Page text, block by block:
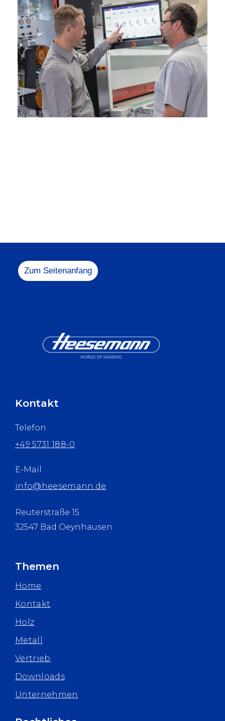
+49 5731
Zum Seitenanfang
Kontakt
Telefon
+49 5731 188-0
E-Mail
info@heesemann.de
Reuterstraße 15
32547 Bad Oeynhausen
Themen
Home
Kontakt
Holz
Metall
Vertrieb
Downloads
Unternehmen